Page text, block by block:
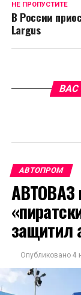
НЕ ПРОПУСТИТЕ
В России
Largus
АВТОПРОМ
АВТОВАЗ
защитил
Опубликовано 4